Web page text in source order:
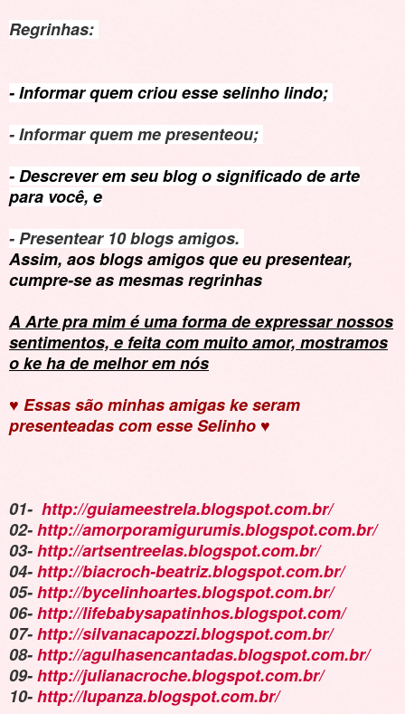
Regrinhas:
- Informar quem criou esse selinho lindo;
- Informar quem me presenteou;
- Descrever em seu blog o significado de arte
para você, e
- Presentear 10 blogs amigos.
Assim, aos blogs amigos que eu presentear,
cumpre-se as mesmas regrinhas
A Arte pra mim é uma forma de expressar nossos
sentimentos, e feita com muito amor, mostramos
o ke ha de melhor em nós
♥ Essas são minhas amigas ke seram
presenteadas com esse Selinho ♥
01- http://guiameestrela.blogspot.com.br/
02-http://amorporamigurumis.blogspot.com.br/
03-http://artsentreelas.blogspot.com.br/
04-http://biacroch-beatriz.blogspot.com.br/
05-http://bycelinhoartes.blogspot.com.br/
06-http://lifebabysapatinhos.blogspot.com/
07-http://silvanacapozzi.blogspot.com.br/
08-http://agulhasencantadas.blogspot.com.br/
09-http://julianacroche.blogspot.com.br/
10-http://lupanza.blogspot.com.br/